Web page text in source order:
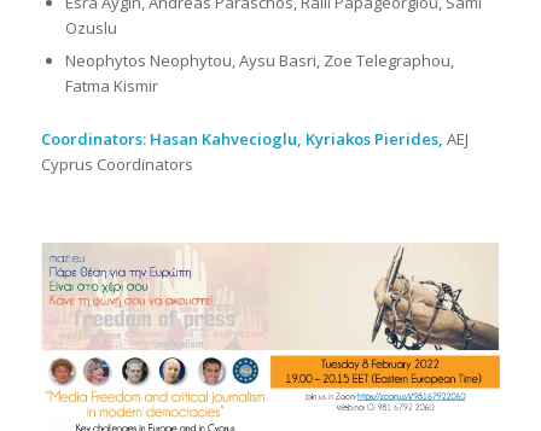
Ozuslu
Neophytos Neophytou, Aysu Basri, Zoe Telegraphou,
Fatma Kismir
Coordinators: Hasan Kahvecioglu, Kyriakos Pierides, AEJ
Cyprus Coordinators